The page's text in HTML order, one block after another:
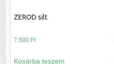
ZEROD silt
7.500 Ft
Kosárba teszem